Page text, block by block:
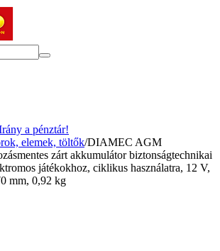
a pénztár!
elemek, töltők/DIAMEC AGM
zárt akkumulátor biztonságtechnikai
játékokhoz, ciklikus használatra, 12 V,
mm, 0,92 kg